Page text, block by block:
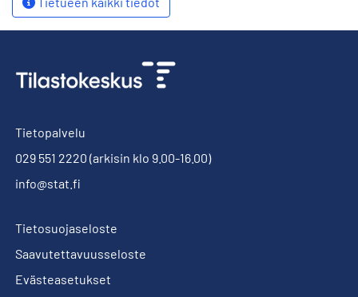
Tietopalvelu
029 551 2220 (arkisin klo 9.00-16.00)
info@stat.fi
Tietosuojaseloste
Saavutettavuusseloste
Evästeasetukset